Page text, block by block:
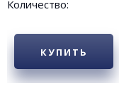
Количество:
КУПИТЬ